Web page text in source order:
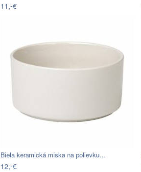
11,-€
Biela keramická miska na polievku…
12,-€